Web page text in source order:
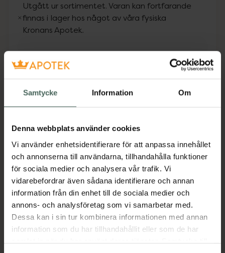
Samtycke Information Om
Denna webbplats använder cookies
Vi använder enhetsidentifierare för att anpassa innehållet
och annonserna till användarna, tillhandahålla funktioner
för sociala medier och analysera vår trafik. Vi
vidarebefordrar även sådana identifierare och annan
information från din enhet till de sociala medier och
annons- och analysföretag som vi samarbetar med.
Dessa kan i sin tur kombinera informationen med annan
information som du har tillhandahållit eller som de har
samlat in när du har använt deras tjänster. Samtycke till
Utgått ur sortimentet. Varan kan fortfarande
finnas i lager hos något av våra fysiska
Kronans Apotek.
Fler produkter från Utgått
Aktuella erbjudanden
Beskrivning Dölj
Ett skonsamt C-vitaminserum för daglig
användning som passar känslig hud!
Regelbunden användning kommer att bleka
blemmor, mörka fläckar och fräknar och
allmänt förbättra tonen.
Jämförpris 18,95 kr/ml
EAN:08809598455474